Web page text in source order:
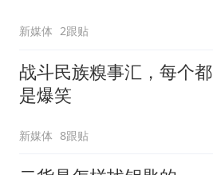
新媒体 2跟贴
战斗民族糗事汇，每个都
是爆笑
新媒体 8跟贴